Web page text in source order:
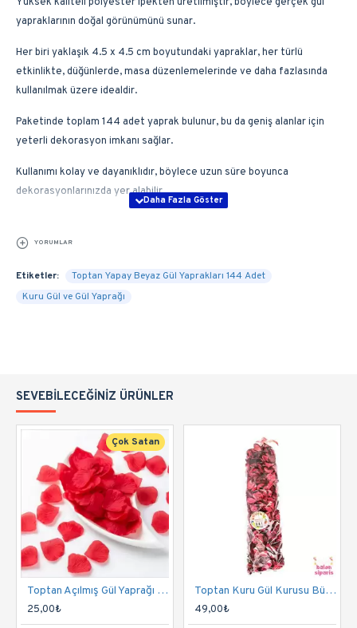
yapraklarının doğal görünümünü sunar.
Her biri yaklaşık 4.5 x 4.5 cm boyutundaki yapraklar, her türlü
etkinlikte, düğünlerde, masa düzenlemelerinde ve daha fazlasında
kullanılmak üzere idealdir.
Paketinde toplam 144 adet yaprak bulunur, bu da geniş alanlar için
yeterli dekorasyon imkanı sağlar.
Kullanımı kolay ve dayanıklıdır, böylece uzun süre boyunca
dekorasyonlarınızda yer alabilir
YORUMLAR
Etiketler:
Toptan Yapay Beyaz Gül Yaprakları 144 Adet
Kuru Gül ve Gül Yaprağı
SEVEBILECEĞINIZ ÜRÜNLER
Çok Satan
Toptan Açılmış Gül Yaprağı Paket
25,00₺
Toptan Kuru Gül Kurusu Büyük Boy 150 gr
49,00₺